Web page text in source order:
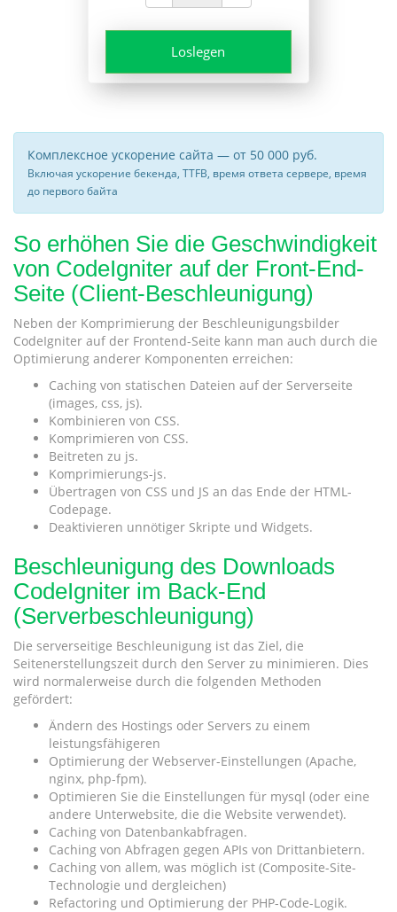
Loslegen
Комплексное ускорение сайта — от 50 000 руб.
Включая ускорение бекенда, TTFB, время ответа сервере, время
до первого байта
So erhöhen Sie die Geschwindigkeit
von CodeIgniter auf der Front-End-
Seite (Client-Beschleunigung)
Neben der Komprimierung der Beschleunigungsbilder
CodeIgniter auf der Frontend-Seite kann man auch durch die
Optimierung anderer Komponenten erreichen:
Caching von statischen Dateien auf der Serverseite
(images, css, js).
Kombinieren von CSS.
Komprimieren von CSS.
Beitreten zu js.
Komprimierungs-js.
Übertragen von CSS und JS an das Ende der HTML-
Codepage.
Deaktivieren unnötiger Skripte und Widgets.
Beschleunigung des Downloads
CodeIgniter im Back-End
(Serverbeschleunigung)
Die serverseitige Beschleunigung ist das Ziel, die
Seitenerstellungszeit durch den Server zu minimieren. Dies
wird normalerweise durch die folgenden Methoden
gefördert:
Ändern des Hostings oder Servers zu einem
leistungsfähigeren
Optimierung der Webserver-Einstellungen (Apache,
nginx, php-fpm).
Optimieren Sie die Einstellungen für mysql (oder eine
andere Unterwebsite, die die Website verwendet).
Caching von Datenbankabfragen.
Caching von Abfragen gegen APIs von Drittanbietern.
Caching von allem, was möglich ist (Composite-Site-
Technologie und dergleichen)
Refactoring und Optimierung der PHP-Code-Logik.